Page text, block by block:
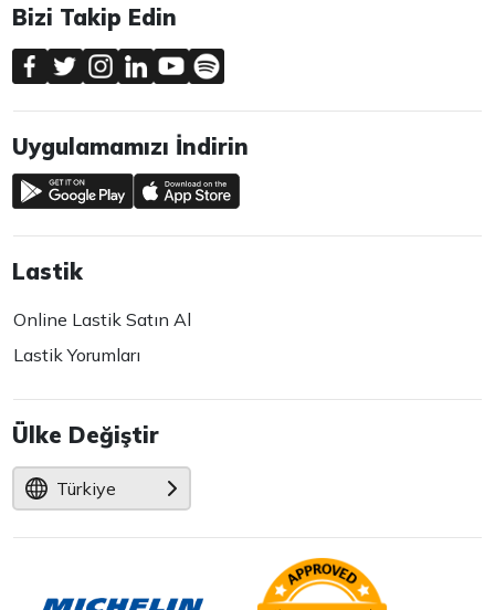
Bizi Takip Edin
Uygulamamızı İndirin
Lastik
Online Lastik Satın Al
Lastik Yorumları
Ülke Değiştir
Türkiye